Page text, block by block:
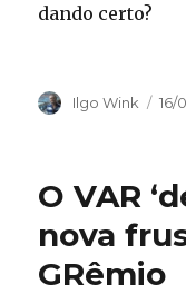
dando certo?
Autor
Ilgo Wink 16/
O VAR
nova
GRêmio